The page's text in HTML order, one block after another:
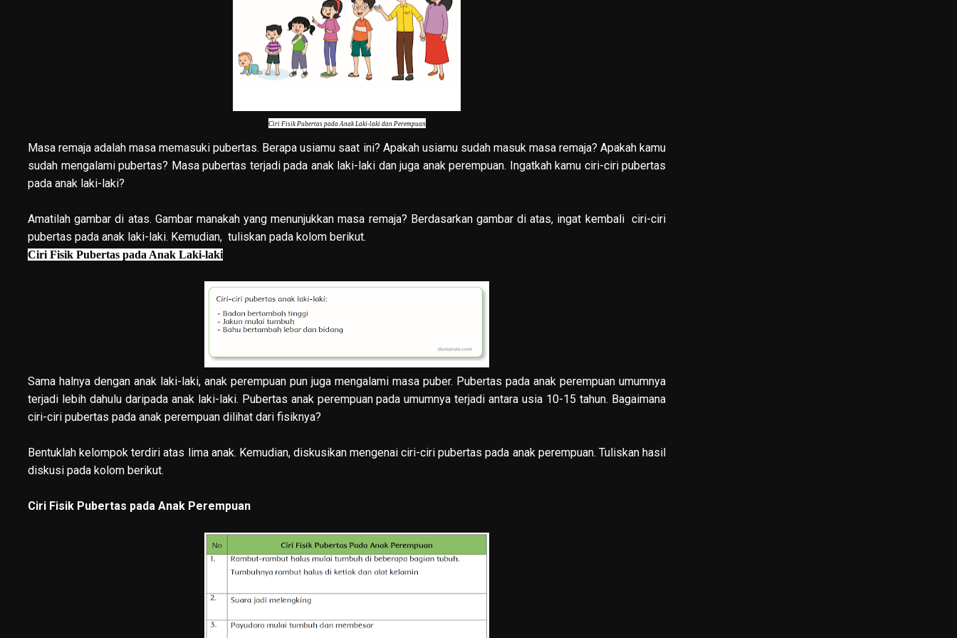
Ciri Fisik Pubertas pada Anak Laki-laki dan Perempuan
Masa remaja adalah masa memasuki pubertas. Berapa usiamu saat ini? Apakah usiamu sudah masuk masa remaja? Apakah kamu
sudah mengalami pubertas? Masa pubertas terjadi pada anak laki-laki dan juga anak perempuan. Ingatkah kamu ciri-ciri pubertas
pada anak laki-laki?
Amatilah gambar di atas. Gambar manakah yang menunjukkan masa remaja? Berdasarkan gambar di atas, ingat kembali ciri-ciri
pubertas pada anak laki-laki. Kemudian, tuliskan pada kolom berikut.
Ciri Fisik Pubertas pada Anak Laki-laki
Sama halnya dengan anak laki-laki, anak perempuan pun juga mengalami masa puber. Pubertas pada anak perempuan umumnya
terjadi lebih dahulu daripada anak laki-laki. Pubertas anak perempuan pada umumnya terjadi antara usia 10-15 tahun. Bagaimana
ciri-ciri pubertas pada anak perempuan dilihat dari fisiknya?
Bentuklah kelompok terdiri atas lima anak. Kemudian, diskusikan mengenai ciri-ciri pubertas pada anak perempuan. Tuliskan hasil
diskusi pada kolom berikut.
Ciri Fisik Pubertas pada Anak Perempuan